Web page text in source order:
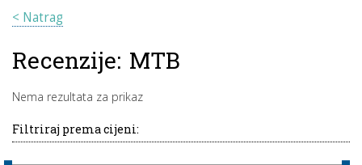
< Natrag
Recenzije: MTB
Nema rezultata za prikaz
Filtriraj prema cijeni: